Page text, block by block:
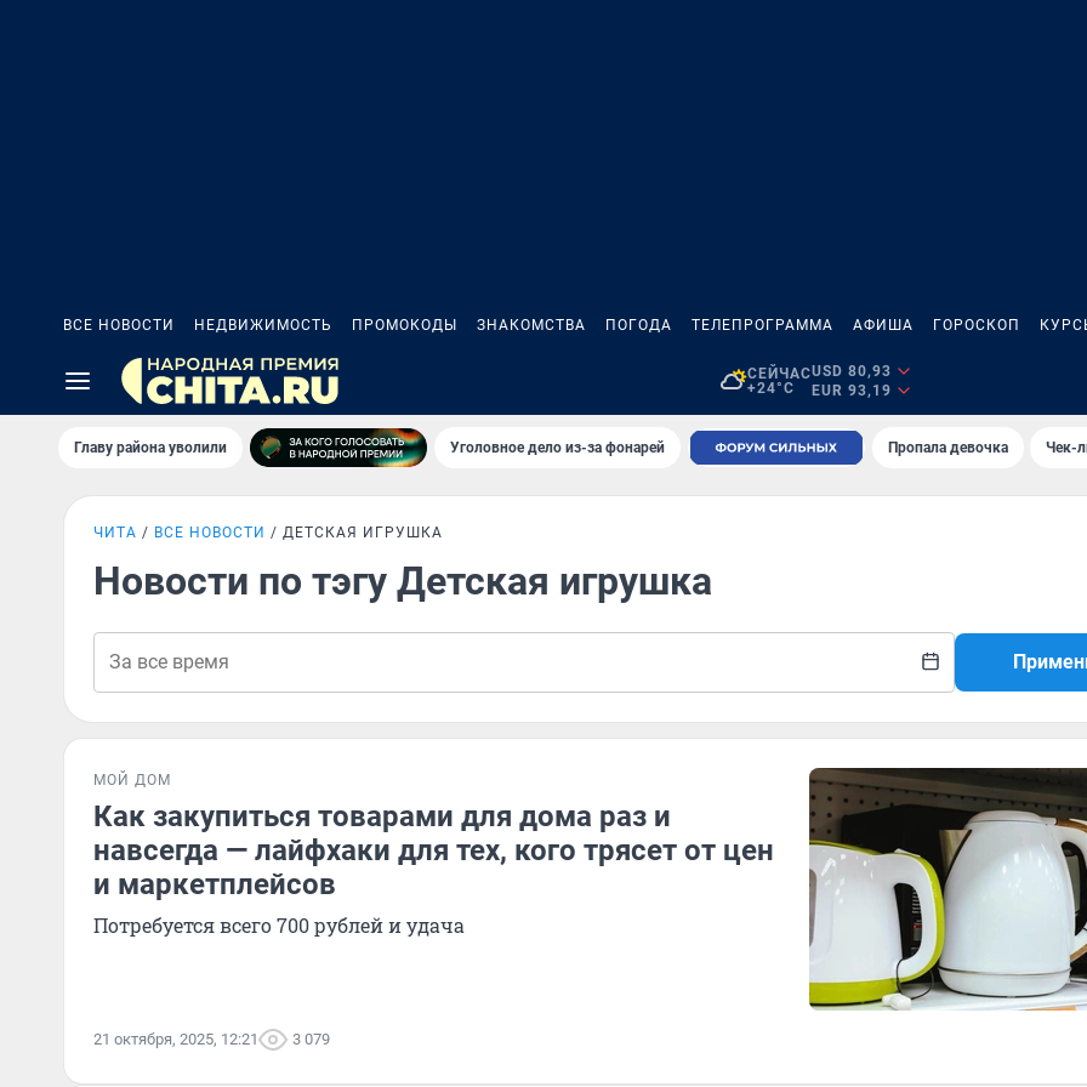
ВСЕ НОВОСТИ НЕДВИЖИМОСТЬ ПРОМОКОДЫ ЗНАКОМСТВА ПОГОДА ТЕЛЕПРОГРАММА АФИША ГОРОСКОП
СЕЙЧАС
+24°C
USD 80,93
EUR 93,19
Главу района уволили Уголовное дело из-за фонарей Пропала девочка Чек-
ЧИТА ВСЕ НОВОСТИ ДЕТСКАЯ ИГРУШКА
Новости по тэгу Детская игрушка
МОЙ ДОМ
Как закупиться товарами для дома раз и
навсегда — лайфхаки для тех, кого трясет от цен
и маркетплейсов
Потребуется всего 700 рублей и удача
21 октября, 2025, 12:21 3 079